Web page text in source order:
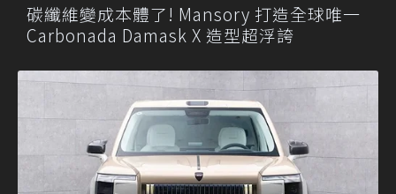
碳纖維變成本體了! Mansory 打造全球唯一
Carbonada Damask X 造型超浮誇